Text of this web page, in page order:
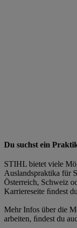
Du suchst ein
STIHL bietet viele
Auslandspraktika für
Österreich, Schweiz
Karriereseite ﬁndest
Mehr Infos über die
arbeiten, ﬁndest du